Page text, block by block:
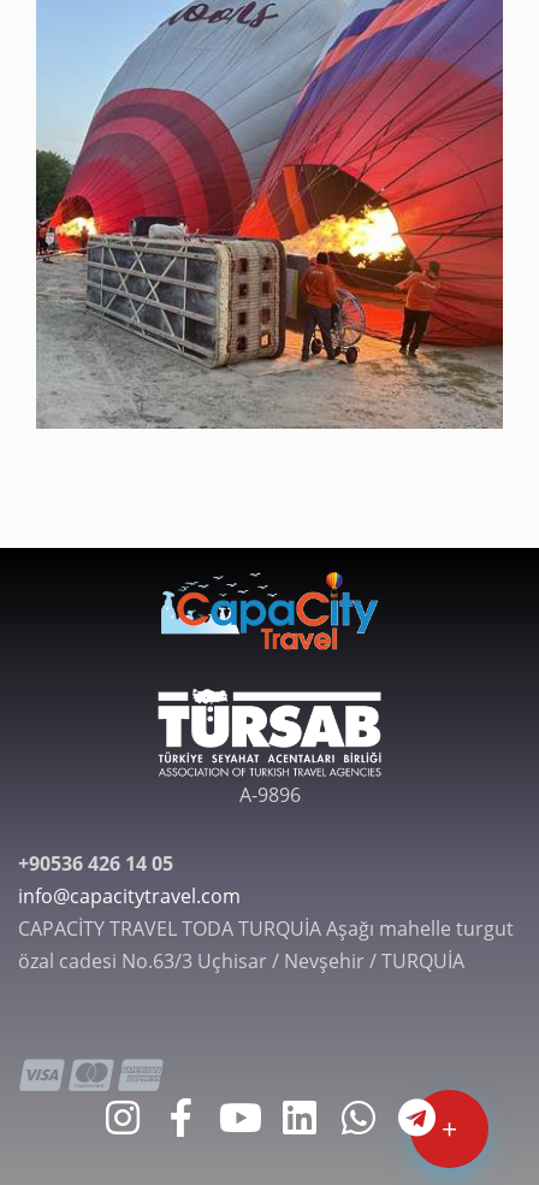
A-9896
+90536 426 14 05
info@capacitytravel.com
CAPACİTY TRAVEL TODA TURQUİA Aşağı mahelle turgut
özal cadesi No.63/3 Uçhisar / Nevşehir / TURQUİA
+